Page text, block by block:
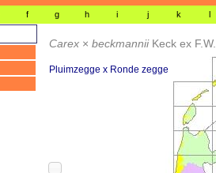
f g h i j k l
Carex × beckmannii Keck ex
Pluimzegge x Ronde zegge